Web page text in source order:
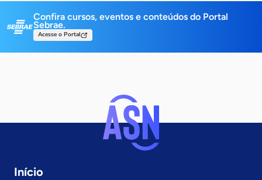
Confira cursos, eventos e conteúdos do Portal
Sebrae.
Acesse o Portal
Início